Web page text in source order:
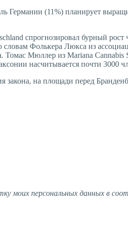
(11%) планирует
спрогнозировал бурный
Фолькера Люкса из
Мюллер из Mariana Cannabis
насчитывается почти 3000
на площади перед
моих персональных данных в